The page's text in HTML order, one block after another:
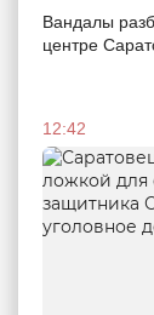
Вандалы
центре
12:42